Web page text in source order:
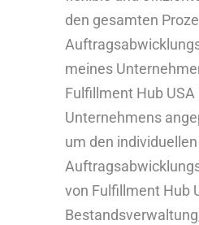
den gesamten
meines
Fulfillment Hub
Unternehmens
um den
von Fulfillment Hub